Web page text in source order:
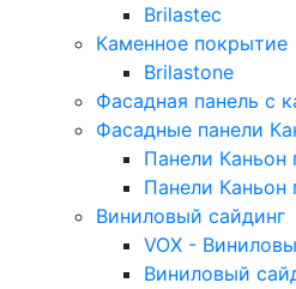
Brilastec
Каменное покрытие
Brilastone
Фасадная панель с
Фасадные панели
Панели Каньон
Панели Каньон
Виниловый сайдинг
VOX -
Виниловый